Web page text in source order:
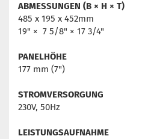
ABMESSUNGEN (B × H × T)
485 x 195 x 452mm
19" × 7 5/8" × 17 3/4"
PANELHÖHE
177 mm (7")
STROMVERSORGUNG
230V, 50Hz
LEISTUNGSAUFNAHME